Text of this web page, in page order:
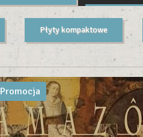
Płyty kompaktowe
Promocja